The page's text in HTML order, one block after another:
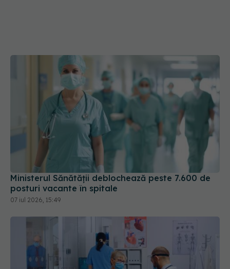
Ministerul Sănătății deblochează peste 7.600 de
posturi vacante în spitale
07 iul 2026, 15:49